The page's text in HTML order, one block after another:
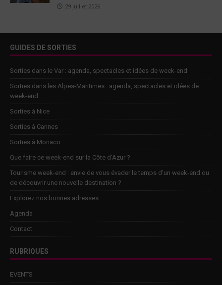
29 juillet 2026
GUIDES DE SORTIES
Sorties dans le Var : agenda, spectacles et idées de week-end
Sorties dans les Alpes-Maritimes : agenda, spectacles et idées de
week-end
Sorties à Nice
Sorties à Cannes
Sorties à Monaco
Que faire ce week-end sur la Côte d’Azur ?
Tourisme week-end : envie de vous évader le temps d’un week-end ou
de découvrir une nouvelle destination ?
Explorez nos bonnes adresses
Agenda
Contact
RUBRIQUES
EVENTS